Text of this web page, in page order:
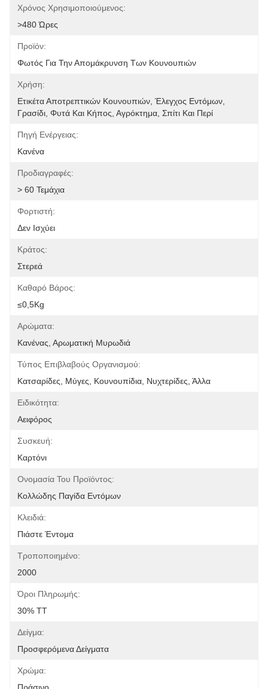
Χρόνος Χρησιμοποιούμενος:
>480 Ώρες
Προϊόν:
Φωτός Για Την Απομάκρυνση Των Κουνουπιών
Χρήση:
Ετικέτα Αποτρεπτικών Κουνουπιών, Έλεγχος Εντόμων,
Γρασίδι, Φυτά Και Κήπος, Αγρόκτημα, Σπίτι Και Περί
Πηγή Ενέργειας:
Κανένα
Προδιαγραφές:
> 60 Τεμάχια
Φορτιστή:
Δεν Ισχύει
Κράτος:
Στερεά
Καθαρό Βάρος:
≤0,5Kg
Αρώματα:
Κανένας, Αρωματική Μυρωδιά
Τύπος Επιβλαβούς Οργανισμού:
Κατσαρίδες, Μύγες, Κουνουπίδια, Νυχτερίδες, Άλλα
Ειδικότητα:
Αειφόρος
Συσκευή:
Καρτόνι
Ονομασία Του Προϊόντος:
Κολλώδης Παγίδα Εντόμων
Κλειδιά:
Πιάστε Έντομα
Τροποποιημένο:
2000
Όροι Πληρωμής:
30% TT
Δείγμα:
Προσφερόμενα Δείγματα
Χρώμα: